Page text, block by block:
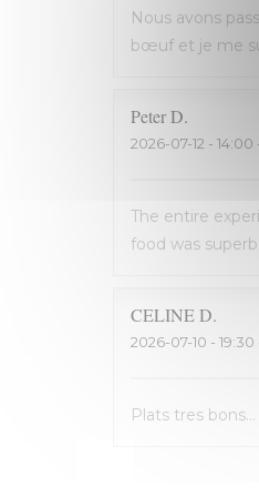
Nous avons
bœuf et je me
PeterD
2026-07-12 - 14:00
The entire
food was
CELINED
2026-07-10 -
Plats tres